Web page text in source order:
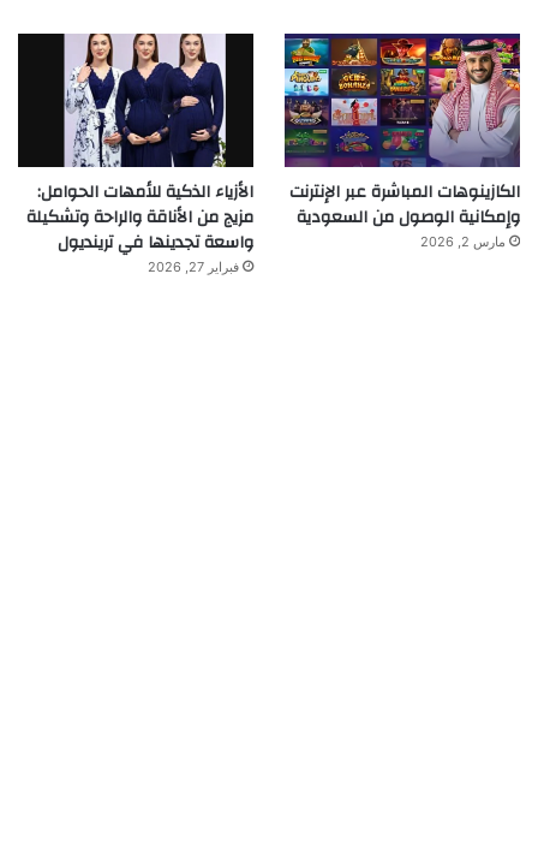
الكازينوهات المباشرة عبر الإنترنت
وإمكانية الوصول من السعودية
مارس 2, 2026
الأزياء الذكية للأمهات الحوامل:
مزيج من الأناقة والراحة وتشكيلة
واسعة تجدينها في ترينديول
فبراير 27, 2026